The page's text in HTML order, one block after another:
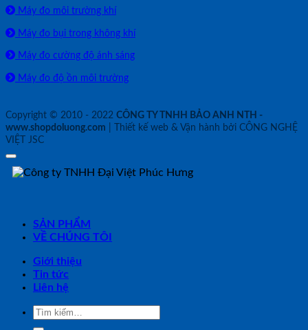
Máy đo môi trường khí
Máy đo bụi trong không khí
Máy đo cường độ ánh sáng
Máy đo độ ồn môi trường
Copyright © 2010 - 2022 CÔNG TY TNHH BẢO ANH NTH -
www.shopdoluong.com | Thiết kế web & Vận hành bởi CÔNG NGHỆ
VIỆT JSC
SẢN PHẨM
VỀ CHÚNG TÔI
Giới thiệu
Tin tức
Liên hệ
Tìm